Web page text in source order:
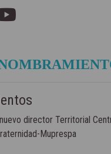
director Territorial
Muprespa